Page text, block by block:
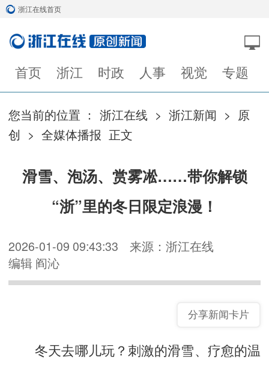
浙江在线首页
首页 浙江 时政 人事 视觉 专题
您当前的位置 ： 浙江在线 > 浙江新闻 > 原
创 > 全媒体播报 正文
滑雪、泡汤、赏雾凇……带你解锁
“浙”里的冬日限定浪漫！
2026-01-09 09:43:33
来源：浙江在线
编辑 阎沁
分享新闻卡片
冬天去哪儿玩？刺激的滑雪、疗愈的温